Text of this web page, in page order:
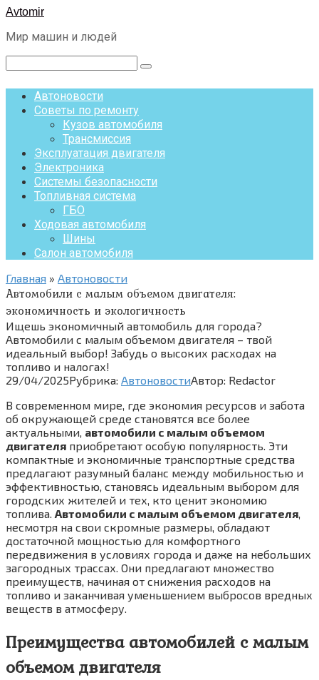
Перейти
контенту
Avtomir
Мир машин и людей
Поиск:
Автоновости
Советы по ремонту
Кузов автомобиля
Трансмиссия
Эксплуатация двигателя
Электроника
Системы безопасности
Топливная система
ГБО
Ходовая автомобиля
Шины
Салон автомобиля
Главная » Автоновости
Автомобили с малым объемом двигателя:
экономичность и экологичность
Ищешь экономичный автомобиль для города?
Автомобили с малым объемом двигателя – твой
идеальный выбор! Забудь о высоких расходах на
топливо и налогах!
29/04/2025Рубрика: АвтоновостиАвтор: Redactor
В современном мире, где экономия ресурсов и забота
об окружающей среде становятся все более
актуальными, автомобили с малым объемом
двигателя приобретают особую популярность. Эти
компактные и экономичные транспортные средства
предлагают разумный баланс между мобильностью и
эффективностью, становясь идеальным выбором для
городских жителей и тех, кто ценит экономию
топлива. Автомобили с малым объемом двигателя,
несмотря на свои скромные размеры, обладают
достаточной мощностью для комфортного
передвижения в условиях города и даже на небольших
загородных трассах. Они предлагают множество
преимуществ, начиная от снижения расходов на
топливо и заканчивая уменьшением выбросов вредных
веществ в атмосферу.
Преимущества автомобилей с малым
объемом двигателя